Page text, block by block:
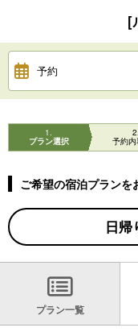
[
予約
1
プラン選択
2
予約
ご希望の宿泊プランを
日帰
プラン一覧